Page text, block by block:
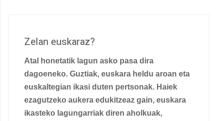
Zelan euskaraz?
Atal honetatik lagun asko pasa dira
dagoeneko. Guztiak, euskara heldu aroan eta
euskaltegian ikasi duten pertsonak. Haiek
ezagutzeko aukera edukitzeaz gain, euskara
ikasteko lagungarriak diren aholkuak,